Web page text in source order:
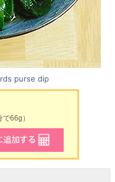
purse dip
66g）